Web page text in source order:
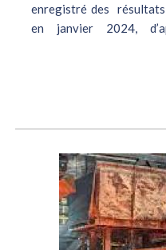
enregistré des
en janvier 2024,